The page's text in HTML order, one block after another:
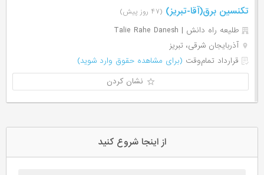
تکنسین برق(آقا-تبریز) (۴۷ روز پیش)
طلیعه راه دانش | Talie Rahe Danesh
آذربایجان شرقی، تبریز
قرارداد تمام‌وقت (برای مشاهده حقوق وارد شوید)
نشان کردن
از اینجا شروع کنید